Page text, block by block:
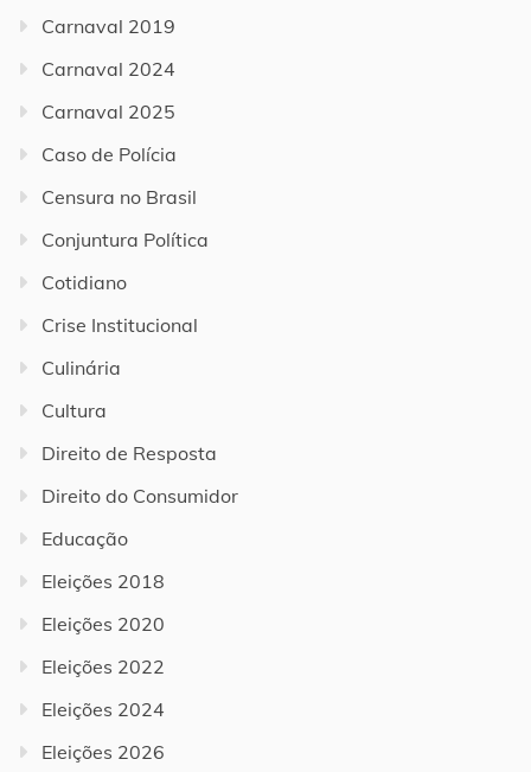
Carnaval 2019
Carnaval 2024
Carnaval 2025
Caso de Polícia
Censura no Brasil
Conjuntura Política
Cotidiano
Crise Institucional
Culinária
Cultura
Direito de Resposta
Direito do Consumidor
Educação
Eleições 2018
Eleições 2020
Eleições 2022
Eleições 2024
Eleições 2026